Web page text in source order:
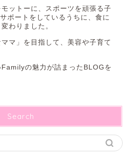
モットーに、スポーツを頑張る子
ポートをしているうちに、食に
わりました。
ママ」を目指して、美容や子育て
の魅力が詰まったBLOGを
Search